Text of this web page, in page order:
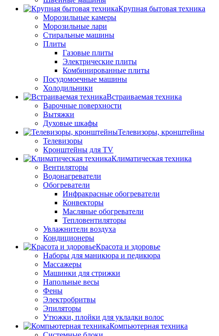
Крупная бытовая техника
Морозильные камеры
Морозильные лари
Стиральные машины
Плиты
Газовые плиты
Электрические плиты
Комбинированные плиты
Посудомоечные машины
Холодильники
Встраиваемая техника
Варочные поверхности
Вытяжки
Духовые шкафы
Телевизоры, кронштейны
Телевизоры
Кронштейны для TV
Климатическая техника
Вентиляторы
Водонагреватели
Обогреватели
Инфракрасные обогреватели
Конвекторы
Масляные обогреватели
Тепловентиляторы
Увлажнители воздуха
Кондиционеры
Красота и здоровье
Наборы для маникюра и педикюра
Массажеры
Машинки для стрижки
Напольные весы
Фены
Электробритвы
Эпиляторы
Утюжки, плойки для укладки волос
Компьютерная техника